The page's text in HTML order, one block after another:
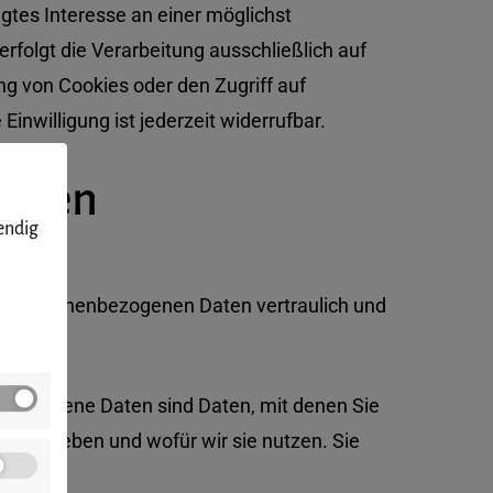
Interesse an einer möglichst
die Verarbeitung ausschließlich auf
von Cookies oder den Zugriff auf
ist jederzeit widerrufbar.
personenbezogenen Daten vertraulich und
Daten sind Daten, mit denen Sie
erheben und wofür wir sie nutzen. Sie